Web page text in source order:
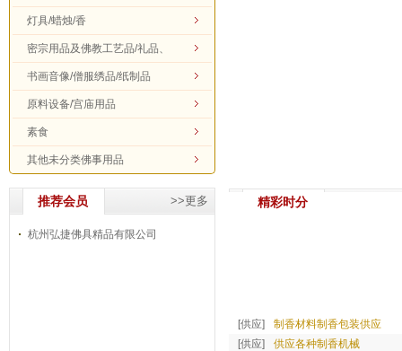
灯具/蜡烛/香
密宗用品及佛教工艺品/礼品、
工艺品
书画音像/僧服绣品/纸制品
原料设备/宫庙用品
素食
其他未分类佛事用品
推荐会员 >>更多
杭州弘捷佛具精品有限公司
精彩时分
[供应]
制香材料制香包装供应
[供应]
供应各种制香机械